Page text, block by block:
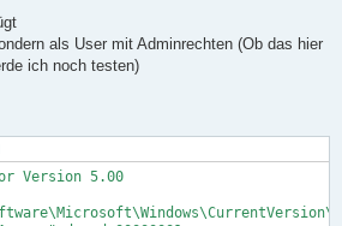
als User mit Adminrechten (Ob das hier
ich noch testen)
Version 5.00